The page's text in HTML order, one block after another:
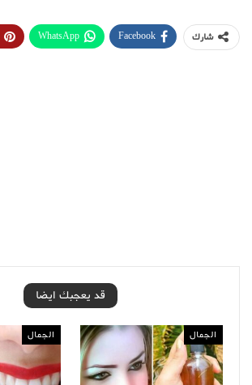
شارك Facebook
WhatsApp
قد يعجبك ايضا
الجمال الجمال